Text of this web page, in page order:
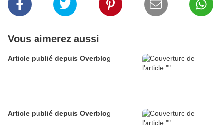
Vous aimerez aussi
Article publié depuis Overblog
Article publié depuis Overblog